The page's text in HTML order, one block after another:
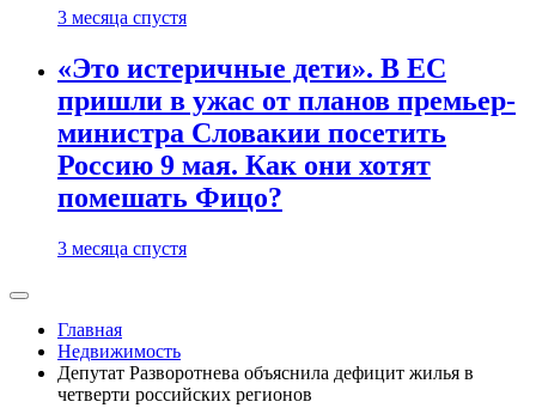
3 месяца спустя
«Это истеричные дети». В ЕС
пришли в ужас от планов премьер-
министра Словакии посетить
Россию 9 мая. Как они хотят
помешать Фицо?
3 месяца спустя
Главная
Недвижимость
Депутат Разворотнева объяснила дефицит жилья в
четверти российских регионов